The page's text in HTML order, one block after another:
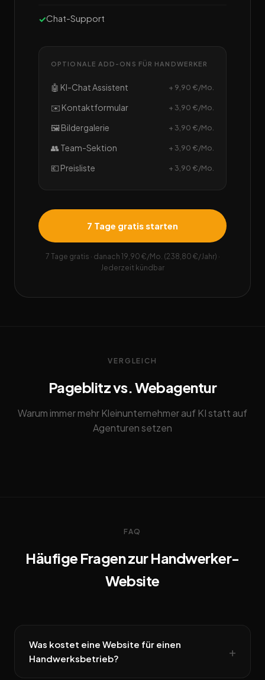
Chat-Support
OPTIONALE ADD-ONS FÜR HANDWERKER
🤖 KI-Chat Assistent + 9,90 €/Mo.
✉️ Kontaktformular + 3,90 €/Mo.
🖼️ Bildergalerie + 3,90 €/Mo.
👥 Team-Sektion + 3,90 €/Mo.
💶 Preisliste + 3,90 €/Mo.
7 Tage gratis starten
7 Tage gratis · danach 19,90 €/Mo. (238,80 €/Jahr) ·
Jederzeit kündbar
VERGLEICH
Pageblitz vs. Webagentur
Warum immer mehr Kleinunternehmer auf KI statt auf
Agenturen setzen
FAQ
Häufige Fragen zur Handwerker-
Website
Was kostet eine Website für einen
Handwerksbetrieb?